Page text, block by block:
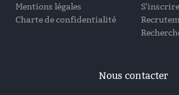
Mentions légales
Charte de confidentialité
S'inscrire
Nous contacter